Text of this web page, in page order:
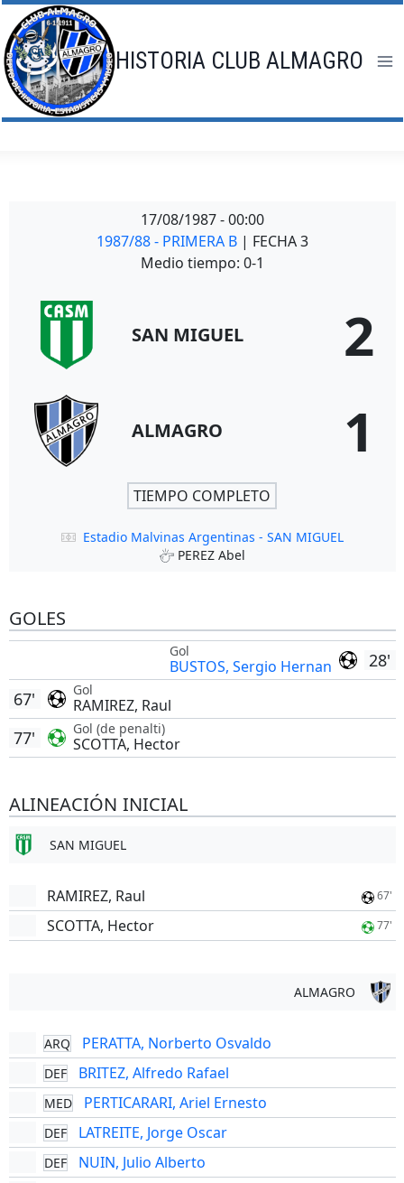
Saltar
al
contenido
HISTORIA CLUB ALMAGRO
17/08/1987 - 00:00
1987/88 - PRIMERA B | FECHA 3
Medio tiempo: 0-1
SAN MIGUEL 2
ALMAGRO 1
TIEMPO COMPLETO
Estadio Malvinas Argentinas - SAN MIGUEL
PEREZ Abel
GOLES
28'
Gol
BUSTOS, Sergio Hernan
Gol
RAMIREZ, Raul
67'
Gol (de penalti)
SCOTTA, Hector
77'
ALINEACIÓN INICIAL
SAN MIGUEL
RAMIREZ, Raul 67'
SCOTTA, Hector 77'
ALMAGRO
ARQ PERATTA, Norberto Osvaldo
DEF BRITEZ, Alfredo Rafael
MED PERTICARARI, Ariel Ernesto
DEF LATREITE, Jorge Oscar
DEF NUIN, Julio Alberto